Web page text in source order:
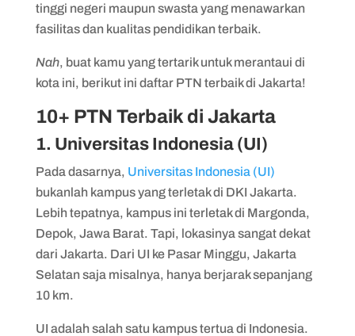
8. Politeknik Kesehatan Jakarta 2
9. Politeknik Kesehatan Jakarta 3
10. Politeknik APP
11. Institut Pemerintahan Dalam Negeri
(IPDN)
13. Politeknik Ketenagakerjaan
14. Politeknik Statistik STIS
tinggi negeri maupun swasta yang menawarkan
fasilitas dan kualitas pendidikan terbaik.
Nah, buat kamu yang tertarik untuk merantaui di
kota ini, berikut ini daftar PTN terbaik di Jakarta!
10+ PTN Terbaik di Jakarta
1. Universitas Indonesia (UI)
Pada dasarnya, Universitas Indonesia (UI)
bukanlah kampus yang terletak di DKI Jakarta.
Lebih tepatnya, kampus ini terletak di Margonda,
Depok, Jawa Barat. Tapi, lokasinya sangat dekat
dari Jakarta. Dari UI ke Pasar Minggu, Jakarta
Selatan saja misalnya, hanya berjarak sepanjang
10 km.
UI adalah salah satu kampus tertua di Indonesia.